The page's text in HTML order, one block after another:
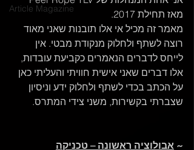
Article Magazine
מאז תחילת 2017.
מאמר זה מכיל אי אלו תובנות שאני מאוד
רוצה לשתף ולחלוק מנקודת מבטי. אין
לייחס לדברים הנאמרים כקביעת עובדות,
אלו דברים שאני אישית חוויתי והעליתי כאן
על הכתב בכדי לשתף ולחלוק ידע וניסיון
שצברתי בקשירות, משני צידי המתרס.
~ אבולוציה ראשונה – טכניקה